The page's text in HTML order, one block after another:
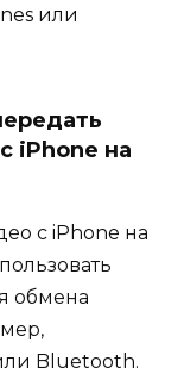
или
iPhone на
с iPhone на
обмена
Bluetooth.